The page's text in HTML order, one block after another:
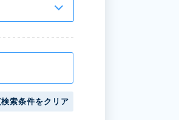
検索条件をクリア